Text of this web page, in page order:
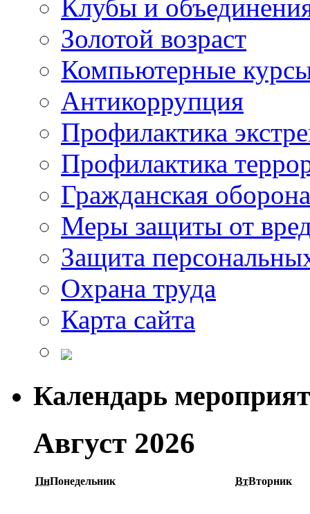
Клубы и
Золотой возраст
Компьютерные
Антикоррупция
Профилактика
Профилактика
Гражданская оборона
Меры защиты от
Защита
Охрана труда
Карта сайта
Календарь
Август 2026
ПнПонедельник ВтВторник